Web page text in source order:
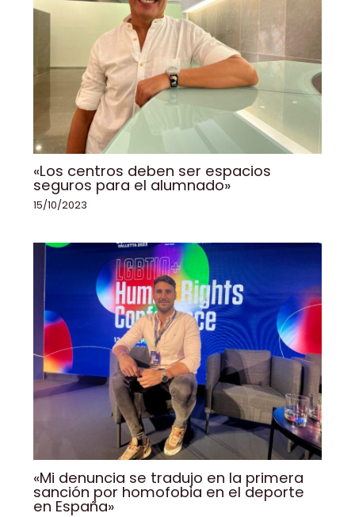
«Los centros deben ser espacios
seguros para el alumnado»
15/10/2023
«Mi denuncia se tradujo en la primera
sanción por homofobia en el deporte
en España»